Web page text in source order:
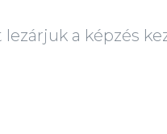
a képzés